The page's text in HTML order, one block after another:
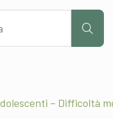
– Difficoltà